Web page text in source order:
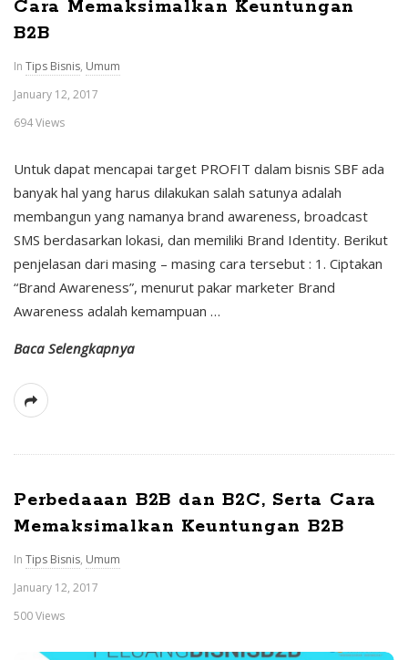
t
y
Cara Memaksimalkan Keuntungan
B2B
In Tips Bisnis, Umum
January 12, 2017
694 Views
Untuk dapat mencapai target PROFIT dalam bisnis SBF ada
banyak hal yang harus dilakukan salah satunya adalah
membangun yang namanya brand awareness, broadcast
SMS berdasarkan lokasi, dan memiliki Brand Identity. Berikut
penjelasan dari masing – masing cara tersebut : 1. Ciptakan
“Brand Awareness”, menurut pakar marketer Brand
Awareness adalah kemampuan …
Baca Selengkapnya
Perbedaaan B2B dan B2C, Serta Cara
Memaksimalkan Keuntungan B2B
In Tips Bisnis, Umum
January 12, 2017
500 Views